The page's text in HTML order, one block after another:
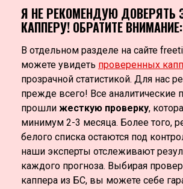
Я НЕ РЕКОМЕНДУЮ ДОВЕРЯТЬ
КАППЕРУ! ОБРАТИТЕ ВНИМАНИЕ:
В отдельном разделе на сайте
можете увидеть проверенных
прозрачной статистикой. Для нас
прежде всего! Все аналитические
прошли жесткую проверку,
минимум 2-3 месяца. Более того,
белого списка остаются под
наши эксперты отслеживают
каждого прогноза. Выбирая
каппера из БС, вы можете себе